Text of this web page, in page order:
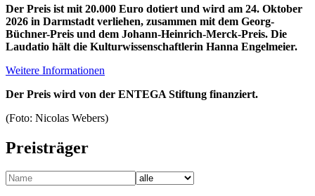
Der Preis ist mit 20.000 Euro dotiert und wird am 24. Oktober
2026 in Darmstadt verliehen, zusammen mit dem Georg-
Büchner-Preis und dem Johann-Heinrich-Merck-Preis. Die
Laudatio hält die Kulturwissen­schaftlerin Hanna Engelmeier.
Weitere Informationen
Der Preis wird von der ENTEGA Stiftung finanziert.
(Foto: Nicolas Webers)
Preisträger